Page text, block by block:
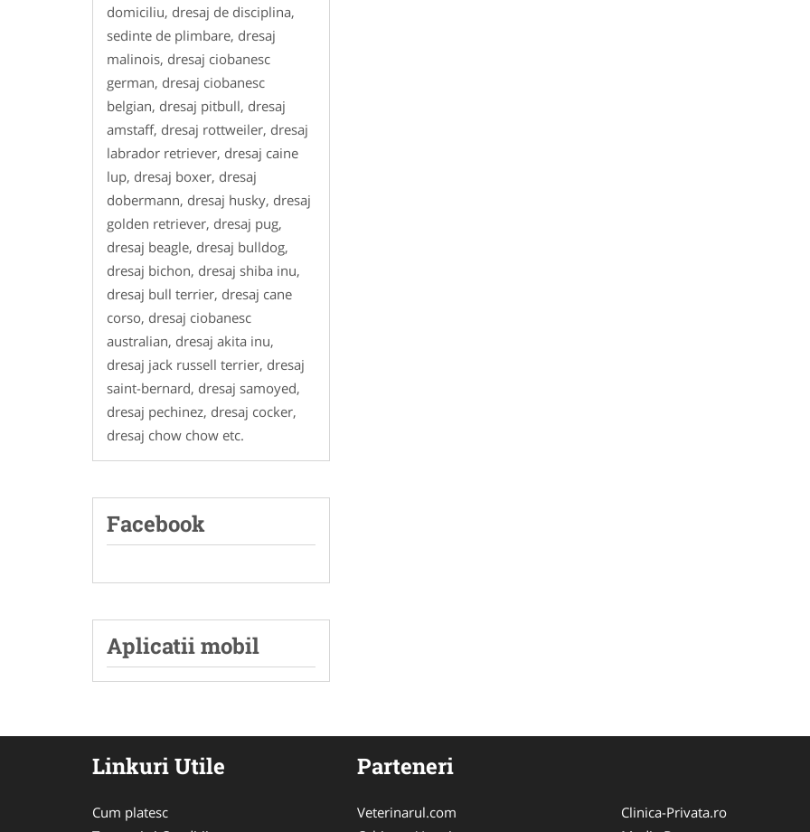
domiciliu, dresaj de disciplina,
sedinte de plimbare, dresaj
malinois, dresaj ciobanesc
german, dresaj ciobanesc
belgian, dresaj pitbull, dresaj
amstaff, dresaj rottweiler, dresaj
labrador retriever, dresaj caine
lup, dresaj boxer, dresaj
dobermann, dresaj husky, dresaj
golden retriever, dresaj pug,
dresaj beagle, dresaj bulldog,
dresaj bichon, dresaj shiba inu,
dresaj bull terrier, dresaj cane
corso, dresaj ciobanesc
australian, dresaj akita inu,
dresaj jack russell terrier, dresaj
saint-bernard, dresaj samoyed,
dresaj pechinez, dresaj cocker,
dresaj chow chow etc.
Facebook
Aplicatii mobil
Linkuri Utile
Cum platesc
Parteneri
Veterinarul.com
Clinica-Privata.ro